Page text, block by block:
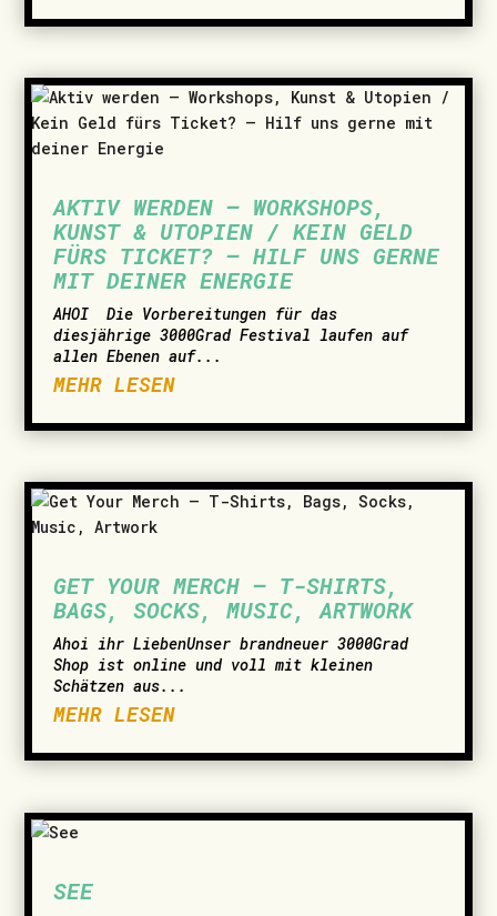
AKTIV WERDEN – WORKSHOPS,
KUNST & UTOPIEN / KEIN GELD
FÜRS TICKET? – HILF UNS GERNE
MIT DEINER ENERGIE
AHOI ­ Die Vorbereitungen für das
diesjährige 3000Grad Festival laufen auf
allen Ebenen auf...
MEHR LESEN
GET YOUR MERCH – T-SHIRTS,
BAGS, SOCKS, MUSIC, ARTWORK
­Ahoi ihr LiebenUnser brandneuer 3000Grad
Shop ist online und voll mit kleinen
Schätzen aus...
MEHR LESEN
SEE